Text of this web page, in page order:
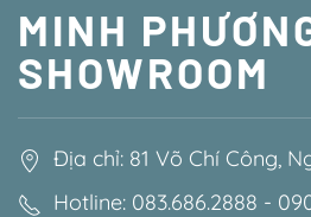
MINH
SHOWROOM
Địa chỉ: 81 Võ Chí Công,
Hotline: 083.686.2888 -